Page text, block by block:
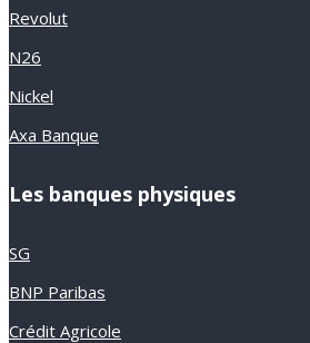
Revolut
N26
Nickel
Axa Banque
Les banques physiques
SG
BNP Paribas
Crédit Agricole